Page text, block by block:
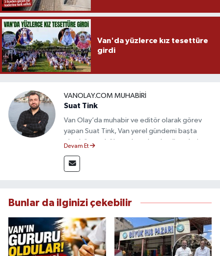
Van'da yüzlerce kız tesettüre
girdi
VANOLAY.COM MUHABIRI
Suat Tink
Van Olay’da muhabir ve editör olarak görev
yapan Suat Tink, Van yerel gündemi başta
olmak üzere bölgesel ve ulusal gelişmeleri
mezunu olan Tink, sahadan edindiği bilgilerle
doğruluk, tarafsızlık ve etik ilkeler
Devam Et
Bunlar da ilginizi çekebilir